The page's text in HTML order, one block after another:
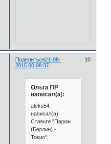
Поделиться 10
21-08-
2015 00:08:37
Ольга ПР
написал(а):
aleks54
написал(а):
Ставьте "Париж
(Берлин) -
Токио".